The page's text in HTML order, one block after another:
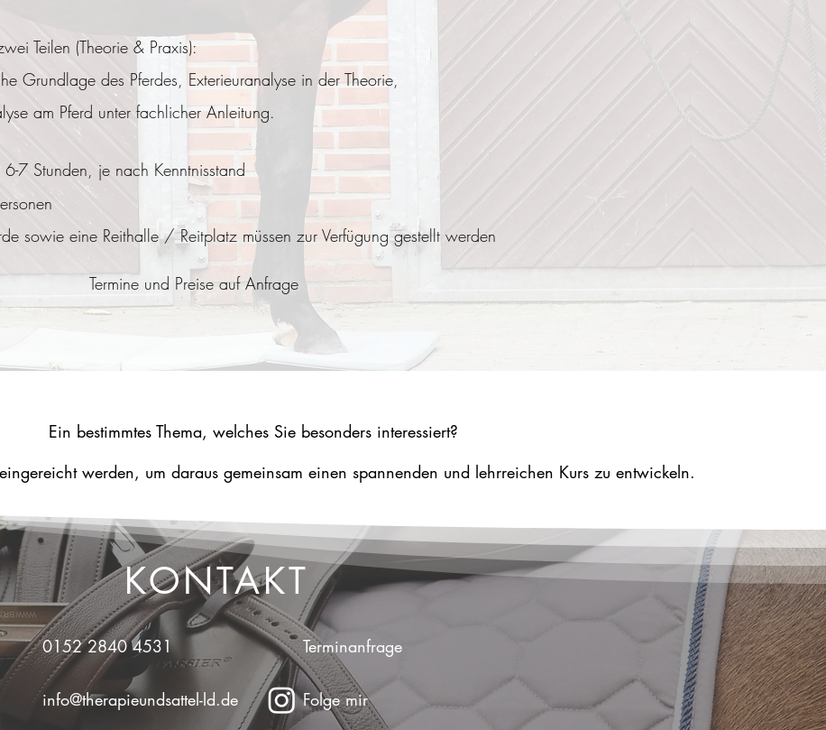
Teilen (Theorie & Praxis):
Grundlage des Pferdes, Exterieuranalyse in der Theorie,
am Pferd unter fachlicher Anleitung.
7 Stunden, je nach Kenntnisstand
sowie eine Reithalle / Reitplatz müssen zur Verfügung gestellt werden
Termine und Preise auf Anfrage
Ein bestimmtes Thema, welches Sie besonders interessiert?
werden, um daraus gemeinsam einen spannenden und lehrreichen Kurs zu entwickeln.
KONTAKT
0152 2840 4531 Terminanfrage
info@therapieundsattel-ld.de Folge mir